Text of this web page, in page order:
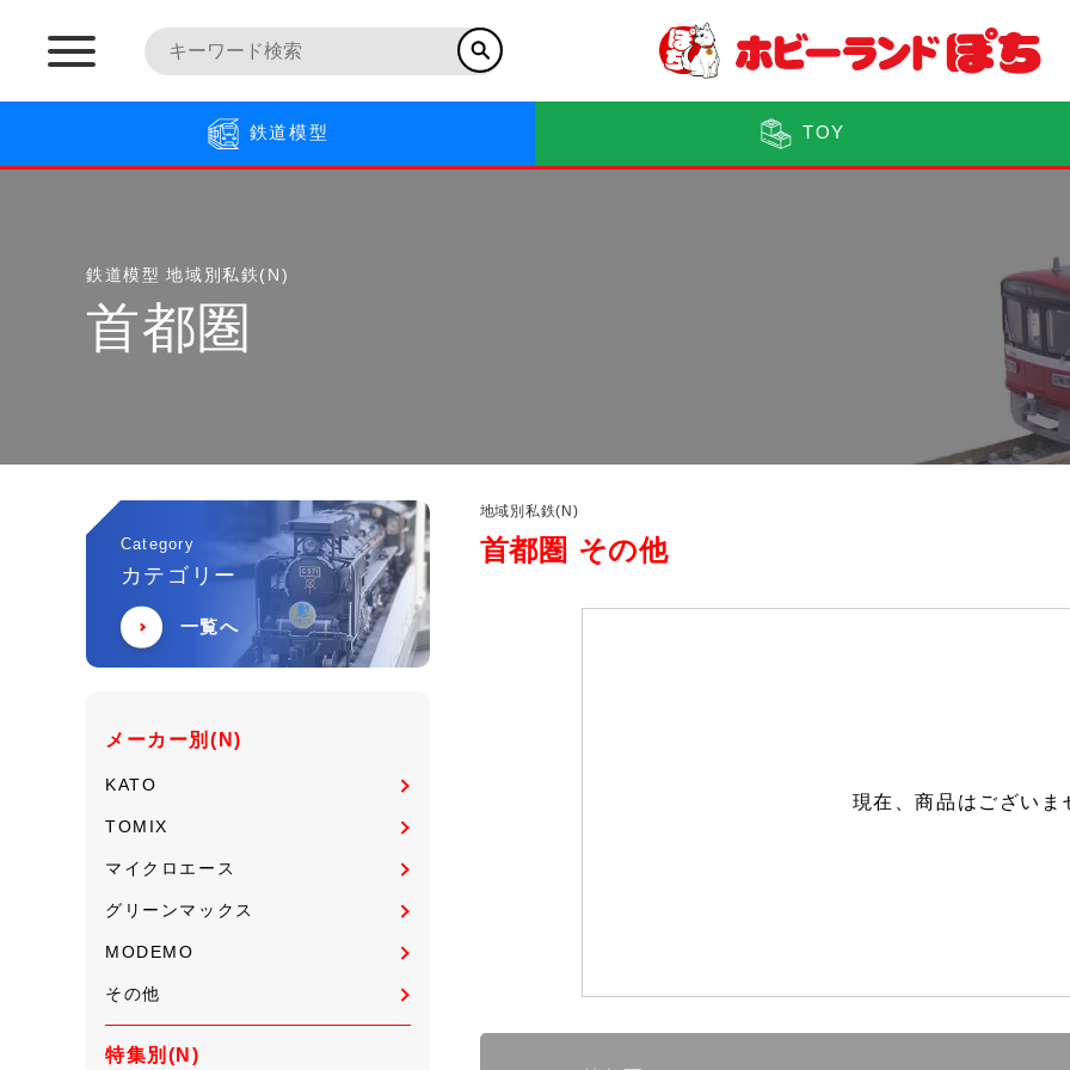
鉄道模型 TOY
鉄道模型 地域別私鉄(N)
首都圏
Category
カテゴリー
一覧へ
メーカー別(N)
KATO
TOMIX
マイクロエース
グリーンマックス
MODEMO
その他
特集別(N)
地域別私鉄(N)
首都圏 その他
現在、商品はございま